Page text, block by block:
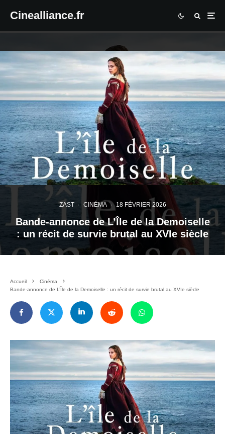
Cinealliance.fr
ZAST · CINÉMA · 18 FÉVRIER 2026
Bande-annonce de L’Île de la Demoiselle
: un récit de survie brutal au XVIe siècle
Accueil
Cinéma
Bande-annonce de L’Île de la Demoiselle : un récit de survie brutal au XVIe siècle